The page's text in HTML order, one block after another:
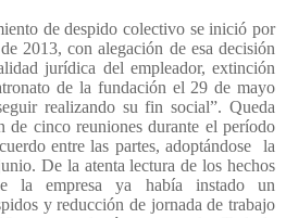
de despido colectivo se inició por
2013, con alegación de esa decisión
jurídica del empleador, extinción
de la fundación el 29 de mayo
realizando su fin social”. Queda
de cinco reuniones durante el período
entre las partes, adoptándose
la
De la atenta lectura de los hechos
la empresa ya había instado un
y reducción de jornada de trabajo